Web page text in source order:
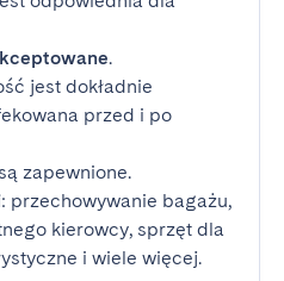
.
jest dokładnie
przed i po
zapewnione.
: przechowywanie bagażu,
kierowcy, sprzęt dla
i wiele więcej.